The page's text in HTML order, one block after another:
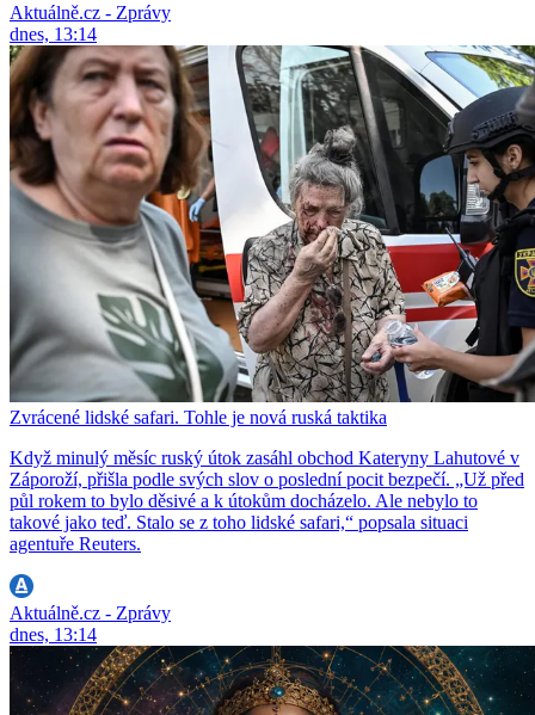
Aktuálně.cz - Zprávy
dnes, 13:14
Zvrácené lidské safari. Tohle je nová ruská taktika
Když minulý měsíc ruský útok zasáhl obchod Kateryny Lahutové v
Záporoží, přišla podle svých slov o poslední pocit bezpečí. „Už před
půl rokem to bylo děsivé a k útokům docházelo. Ale nebylo to
takové jako teď. Stalo se z toho lidské safari,“ popsala situaci
agentuře Reuters.
Aktuálně.cz - Zprávy
dnes, 13:14